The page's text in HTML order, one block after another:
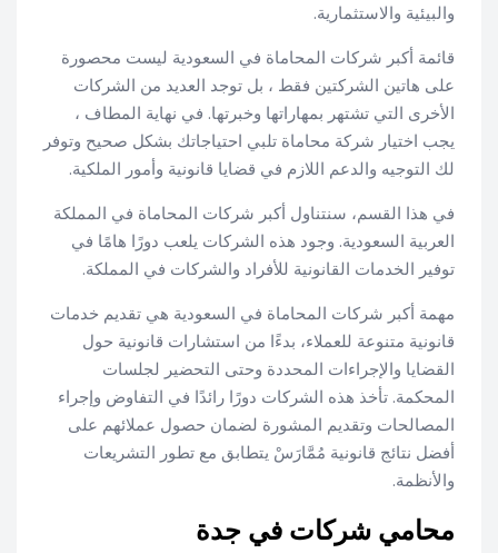
والبيئية والاستثمارية.
قائمة أكبر شركات المحاماة في السعودية ليست محصورة
على هاتين الشركتين فقط ، بل توجد العديد من الشركات
الأخرى التي تشتهر بمهاراتها وخبرتها. في نهاية المطاف ،
يجب اختيار شركة محاماة تلبي احتياجاتك بشكل صحيح وتوفر
لك التوجيه والدعم اللازم في قضايا قانونية وأمور الملكية.
في هذا القسم، سنتناول أكبر شركات المحاماة في المملكة
العربية السعودية. وجود هذه الشركات يلعب دورًا هامًا في
توفير الخدمات القانونية للأفراد والشركات في المملكة.
مهمة أكبر شركات المحاماة في السعودية هي تقديم خدمات
قانونية متنوعة للعملاء، بدءًا من استشارات قانونية حول
القضايا والإجراءات المحددة وحتى التحضير لجلسات
المحكمة. تأخذ هذه الشركات دورًا رائدًا في التفاوض وإجراء
المصالحات وتقديم المشورة لضمان حصول عملائهم على
أفضل نتائج قانونية مُمَّارَسْ يتطابق مع تطور التشريعات
والأنظمة.
محامي شركات في جدة